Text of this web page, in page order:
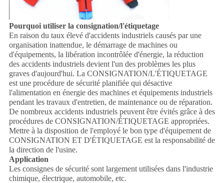
Pourquoi utiliser la consignation/l'étiquetage
En raison du taux élevé d'accidents industriels causés par une
organisation inattendue, le démarrage de machines ou
d'équipements, la libération incontrôlée d'énergie, la réduction
des accidents industriels devient l'un des problèmes les plus
graves d'aujourd'hui. La CONSIGNATION/L'ÉTIQUETAGE
est une procédure de sécurité planifiée qui désactive
l'alimentation en énergie des machines et équipements industriels
pendant les travaux d'entretien, de maintenance ou de réparation.
De nombreux accidents industriels peuvent être évités grâce à des
procédures de CONSIGNATION/ÉTIQUETAGE appropriées.
Mettre à la disposition de l'employé le bon type d'équipement de
CONSIGNATION ET D'ÉTIQUETAGE est la responsabilité de
la direction de l'usine.
Application
Les consignes de sécurité sont largement utilisées dans l'industrie
chimique, électrique, automobile, etc.